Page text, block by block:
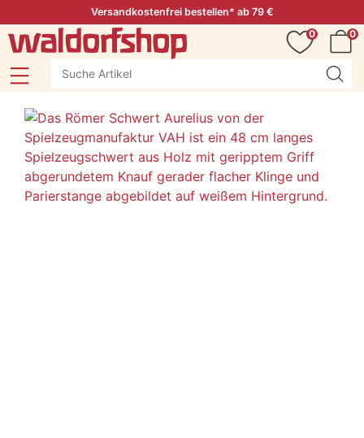
Versandkostenfrei bestellen* ab 79 €
0
0